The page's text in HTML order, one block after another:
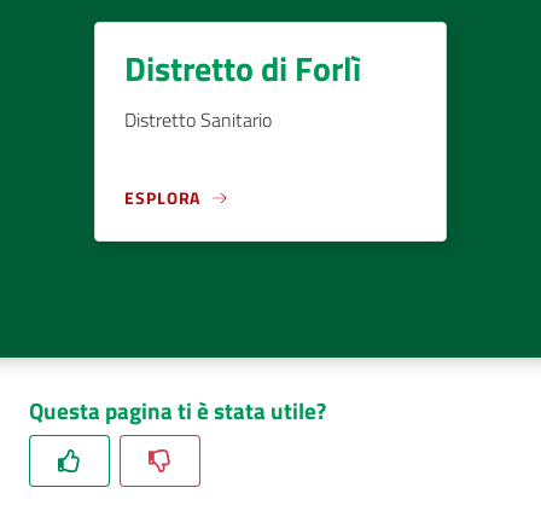
Distretto di Forlì
Distretto Sanitario
ESPLORA
Questa pagina ti è stata utile?